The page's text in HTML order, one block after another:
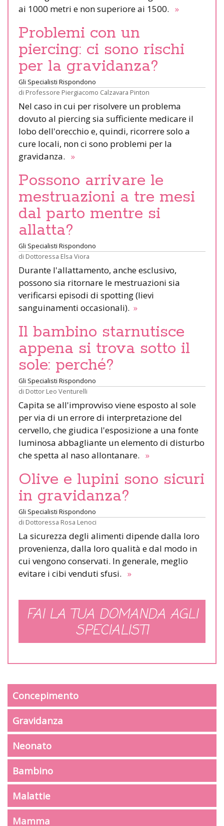
ai 1000 metri e non superiore ai 1500. »
Problemi con un
piercing: ci sono rischi
per la gravidanza?
Gli Specialisti Rispondono
di Professore Piergiacomo Calzavara Pinton
Nel caso in cui per risolvere un problema
dovuto al piercing sia sufficiente medicare il
lobo dell'orecchio e, quindi, ricorrere solo a
cure locali, non ci sono problemi per la
gravidanza. »
Possono arrivare le
mestruazioni a tre mesi
dal parto mentre si
allatta?
Gli Specialisti Rispondono
di Dottoressa Elsa Viora
Durante l'allattamento, anche esclusivo,
possono sia ritornare le mestruazioni sia
verificarsi episodi di spotting (lievi
sanguinamenti occasionali). »
Il bambino starnutisce
appena si trova sotto il
sole: perché?
Gli Specialisti Rispondono
di Dottor Leo Venturelli
Capita se all'improvviso viene esposto al sole
per via di un errore di interpretazione del
cervello, che giudica l'esposizione a una fonte
luminosa abbagliante un elemento di disturbo
che spetta al naso allontanare. »
Olive e lupini sono sicuri
in gravidanza?
Gli Specialisti Rispondono
di Dottoressa Rosa Lenoci
La sicurezza degli alimenti dipende dalla loro
provenienza, dalla loro qualità e dal modo in
cui vengono conservati. In generale, meglio
evitare i cibi venduti sfusi. »
FAI LA TUA DOMANDA AGLI
SPECIALISTI
Concepimento
Gravidanza
Neonato
Bambino
Malattie
Mamma